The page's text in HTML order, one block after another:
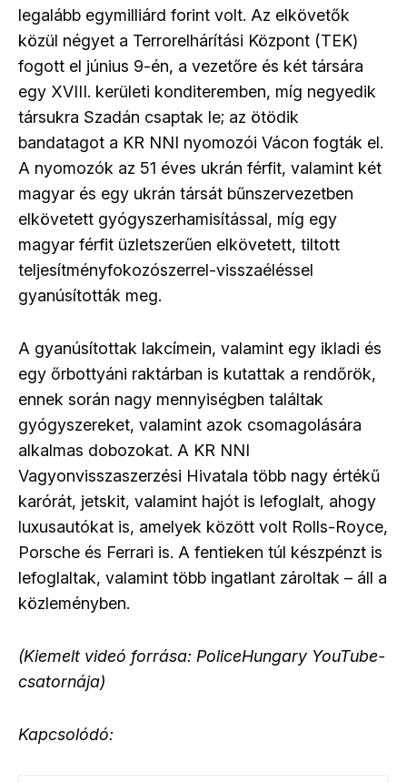
legalább egymilliárd forint volt. Az elkövetők
közül négyet a Terrorelhárítási Központ (TEK)
fogott el június 9-én, a vezetőre és két társára
egy XVIII. kerületi konditeremben, míg negyedik
társukra Szadán csaptak le; az ötödik
bandatagot a KR NNI nyomozói Vácon fogták el.
A nyomozók az 51 éves ukrán férfit, valamint két
magyar és egy ukrán társát bűnszervezetben
elkövetett gyógyszerhamisítással, míg egy
magyar férfit üzletszerűen elkövetett, tiltott
teljesítményfokozószerrel-visszaéléssel
gyanúsították meg.
A gyanúsítottak lakcímein, valamint egy ikladi és
egy őrbottyáni raktárban is kutattak a rendőrök,
ennek során nagy mennyiségben találtak
gyógyszereket, valamint azok csomagolására
alkalmas dobozokat. A KR NNI
Vagyonvisszaszerzési Hivatala több nagy értékű
karórát, jetskit, valamint hajót is lefoglalt, ahogy
luxusautókat is, amelyek között volt Rolls-Royce,
Porsche és Ferrari is. A fentieken túl készpénzt is
lefoglaltak, valamint több ingatlant zároltak – áll a
közleményben.
(Kiemelt videó forrása: PoliceHungary YouTube-
csatornája)
Kapcsolódó: